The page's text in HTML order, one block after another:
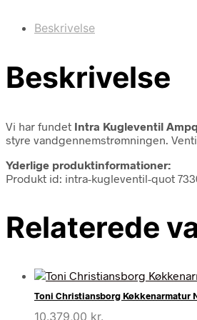
Beskrivelse
Beskrivelse
Vi har fundet Intra Kugleventil
styre vandgennemstrømningen.
Yderlige produktinformationer:
Produkt id: intra-kugleventil-quot
Relaterede
Toni Christiansborg Køkkenarmatur
10.379,00 kr.